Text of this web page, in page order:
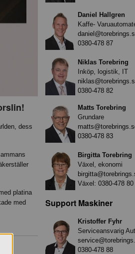
dess
platina
med
Daniel Hallgren
Kaffe-
0380-478 87
Niklas Torebring
Inköp, logistik, IT
0380-478 82
Matts Torebring
Grundare
0380-478 83
Birgitta Torebring
Växel, ekonomi
Växel: 0380-478 80
Support Maskiner
Kristoffer Fyhr
Serviceansvarig
0380-478 88